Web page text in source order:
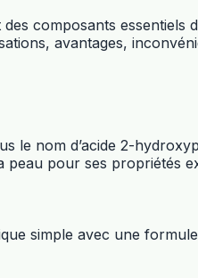
composants
avantages,
le nom d’acide 2-
peau pour ses propriétés
simple avec une